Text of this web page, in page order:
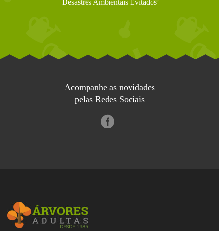
Desastres Ambientais Evitados
Acompanhe as novidades
pelas Redes Sociais